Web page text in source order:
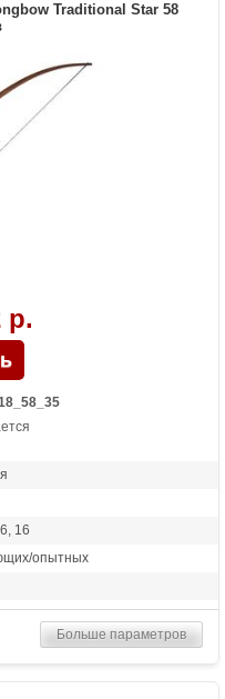
левшей
Traditional Star 58
р.
16
опытных
тетиву, тетива Traditional Flight
Больше параметров